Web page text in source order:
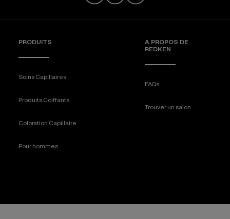
PRODUITS
Soins Capillaires
Produits Coiffants
Coloration Capillaire
Pour hommes
A PROPOS DE
REDKEN
FAQs
Trouver un salon